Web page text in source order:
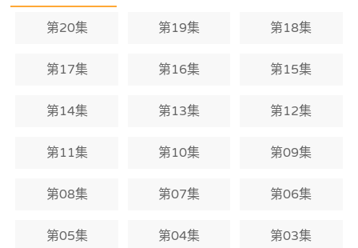
第20集 第19集 第18集
第17集 第16集 第15集
第14集 第13集 第12集
第11集 第10集 第09集
第08集 第07集 第06集
第05集 第04集 第03集